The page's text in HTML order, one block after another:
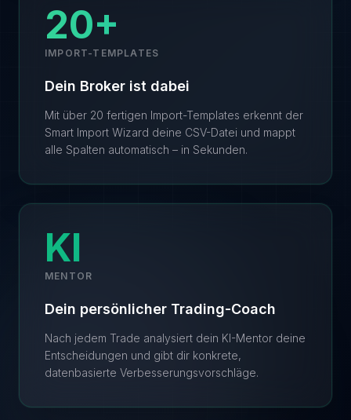
20+
IMPORT-TEMPLATES
Dein Broker ist dabei
Mit über 20 fertigen Import-Templates erkennt der
Smart Import Wizard deine CSV-Datei und mappt
alle Spalten automatisch – in Sekunden.
KI
MENTOR
Dein persönlicher Trading-Coach
Nach jedem Trade analysiert dein KI-Mentor deine
Entscheidungen und gibt dir konkrete,
datenbasierte Verbesserungsvorschläge.